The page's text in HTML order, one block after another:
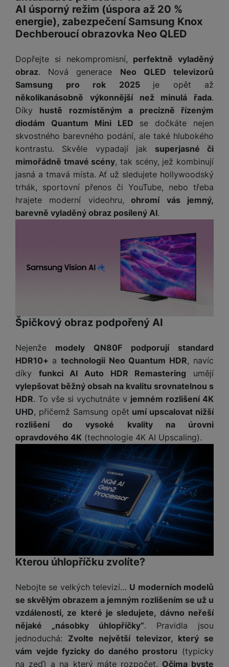
AI úsporný režim (úspora až 20 %
energie), zabezpečení Samsung Knox
Dechberoucí obrazovka Neo QLED
Dopřejte si nekompromisní, perfektně vyladěný
obraz. Nová generace Neo QLED televizorů
Samsung pro rok 2025 je opět až
několikanásobně výkonnější než minulá řada.
Díky hustě rozmístěným a precizně řízeným
diodám Quantum Mini LED se dočkáte nejen
skvostného barevného podání, ale také hlubokého
kontrastu. Skvěle vypadají jak superjasné či
mimořádně tmavé scény, tak scény, jež kombinují
jasná a tmavá místa. Ať už sledujete hollywoodský
trhák, sportovní přenos či YouTube, nebo třeba
hrajete moderní videohru, ohromí vás jemný,
barevně vyladěný obraz posílený AI.
Špičkový obraz podpořený AI
Nejenže modely QN80F podporují standard
HDR10+ a technologii Neo Quantum HDR, navíc
díky funkci AI Auto HDR Remastering umějí
vylepšovat běžný obsah na kvalitu srovnatelnou s
HDR. To vše si vychutnáte v jemném rozlišení 4K
UHD, přičemž Samsung opět umí upscalovat nižší
rozlišení do vysoké kvality na úrovni
opravdového 4K (technologie 4K AI Upscaling).
Kterou úhlopříčku zvolíte?
Nebojte se velkých televizí… U moderních modelů
se skvělým obrazem a jemným rozlišením se už u
vzdálenosti, ze které je sledujete, dávno neřeší
nějaké „násobky úhlopříčky“. Pravidla jsou
jednoduchá: Zvolte největší televizor, který se
vám vejde fyzicky do daného prostoru (typicky
na zeď) a na který máte rozpočet. Očima byste